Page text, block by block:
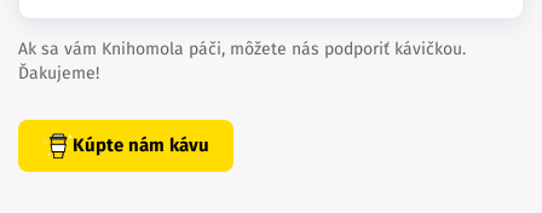
Ak sa vám Knihomola páči, môžete nás podporiť kávičkou.
Ďakujeme!
Kúpte nám kávu